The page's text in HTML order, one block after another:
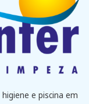
e piscina em